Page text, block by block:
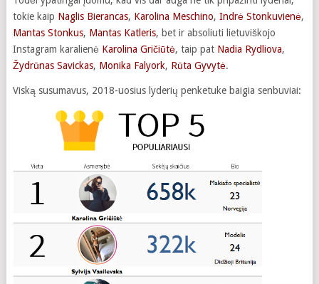
tokie kaip Naglis Bierancas, Karolina Meschino, Indrė Stonkuvienė,
Mantas Stonkus, Mantas Katleris, bet ir absoliuti lietuviškojo
Instagram karalienė Karolina Gričiūtė, taip pat Nadia Rydliova,
Žydrūnas Savickas, Monika Falyork, Rūta Gyvytė.
Viską susumavus, 2018-uosius lyderių penketuke baigia senbuviai: